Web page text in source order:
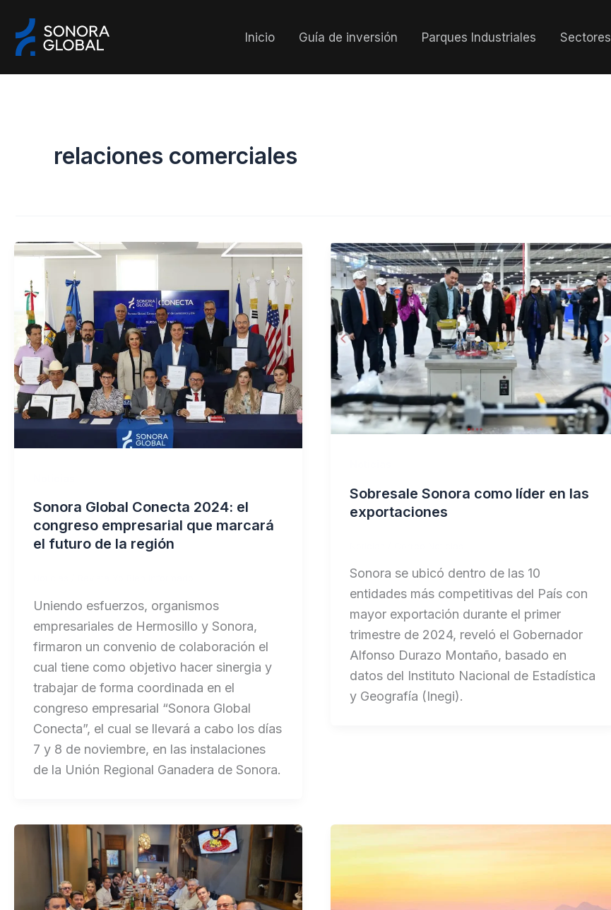
contenido
Inicio Guía de inversión Parques Industriales Sectores
relaciones comerciales
Sonora Global Conecta 2024: el
congreso empresarial que marcará
el futuro de la región
Uniendo esfuerzos, organismos
empresariales de Hermosillo y Sonora,
firmaron un convenio de colaboración el
cual tiene como objetivo hacer sinergia y
trabajar de forma coordinada en el
congreso empresarial “Sonora Global
Conecta”, el cual se llevará a cabo los días
7 y 8 de noviembre, en las instalaciones
de la Unión Regional Ganadera de Sonora.
Sobresale Sonora como líder en las
exportaciones
Sonora se ubicó dentro de las 10
entidades más competitivas del País con
mayor exportación durante el primer
trimestre de 2024, reveló el Gobernador
Alfonso Durazo Montaño, basado en
datos del Instituto Nacional de Estadística
y Geografía (Inegi).